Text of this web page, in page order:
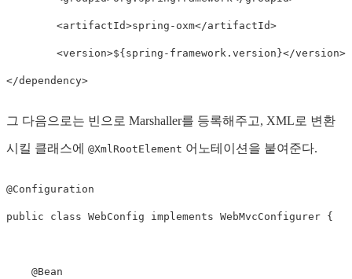
<artifactId>spring-oxm</artifactId>
<version>${spring-framework.version}</version>
</dependency>
그 다음으로는 빈으로 Marshaller를 등록해주고, XML로 변환
시킬 클래스에 @XmlRootElement 어노테이션을 붙여준다.
@Configuration
public class WebConfig implements WebMvcConfigurer {
@Bean